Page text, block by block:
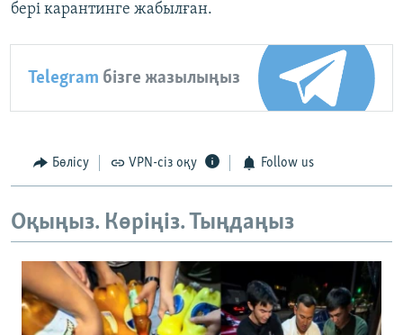
бері карантинге жабылған.
Telegram бізге жазылыңыз
Бөлісу VPN-сіз оқу Follow us
Оқыңыз. Көріңіз. Тыңдаңыз